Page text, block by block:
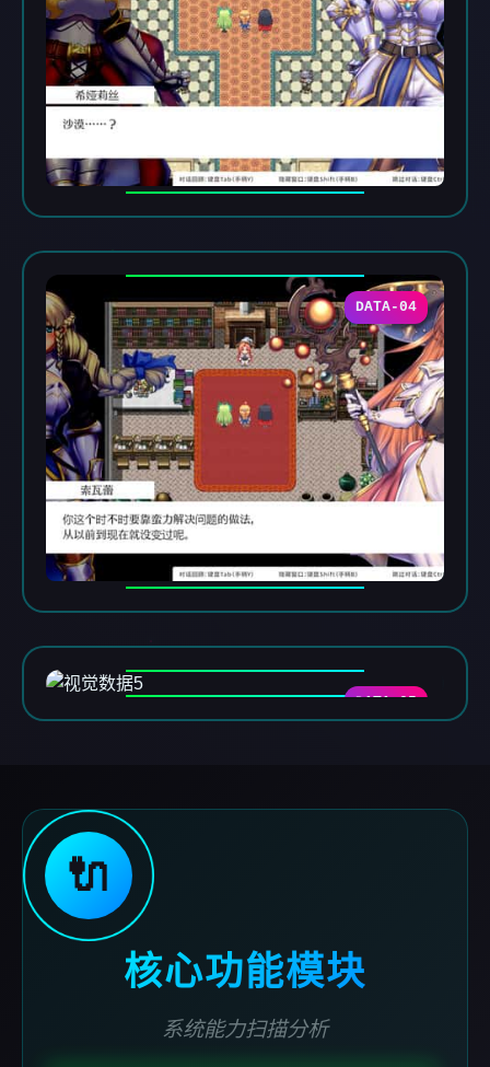
DATA-04
DATA-05
🔌
核心功能模块
系统能力扫描分析